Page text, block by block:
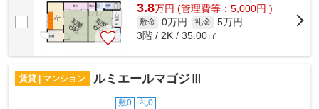
3.8万円 (管理費等：5,000円 )
敷金 0万円 礼金 5万円
3階 / 2K / 35.00㎡
賃貸 | マンション ルミエールマゴジⅢ
敷0 礼0